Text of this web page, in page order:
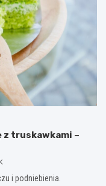
z truskawkami –
i podniebienia.